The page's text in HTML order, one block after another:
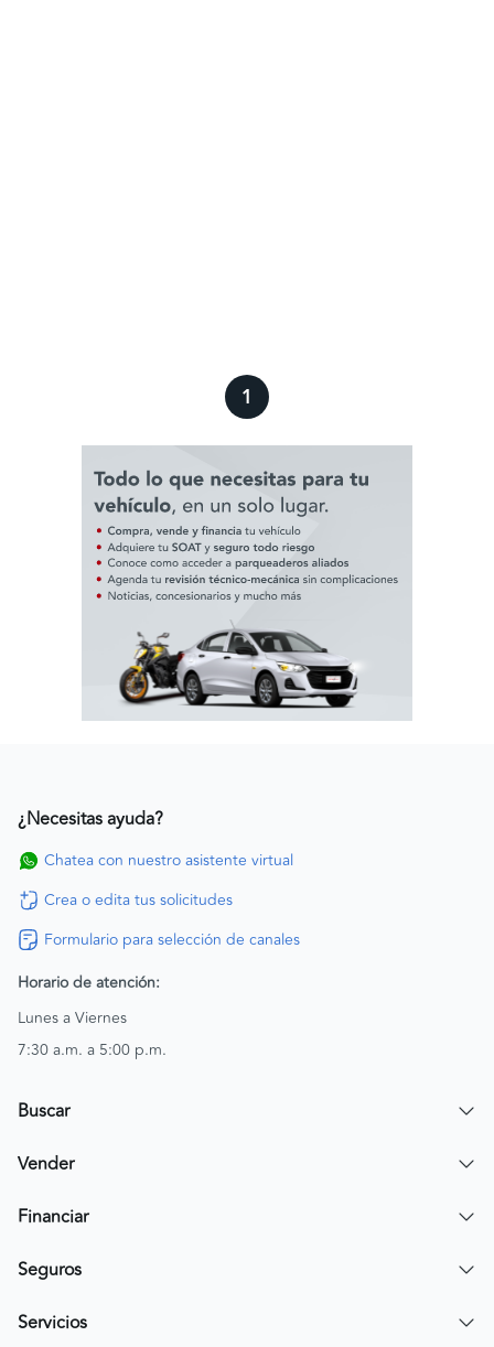
1
¿Necesitas ayuda?
Chatea con nuestro asistente virtual
Crea o edita tus solicitudes
Formulario para selección de canales
Horario de atención:
Lunes a Viernes
7:30 a.m. a 5:00 p.m.
Buscar
Encuentra un carro
Vender
Publicar mi vehículo
Financiar
Simular crédito
Seguros
Compra tu SOAT
Servicios